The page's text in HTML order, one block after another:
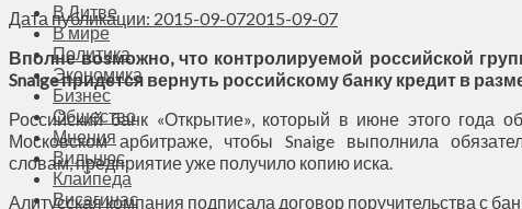
В Литве
В мире
Политика
Экономика
Бизнес
Общество
Мнения
Вильнюс
Клайпеда
Висагинас
Дата публикации: 2015-09-072015-09-07
Вполне возможно, что контролируемой российской
Snaige придется вернуть российскому банку кредит в
Российский банк «Открытие», который в июне этого года
Московском арбитраже, чтобы Snaige выполнила
словам, предприятие уже получило копию иска.
Алитусская компания подписала договор поручительства с